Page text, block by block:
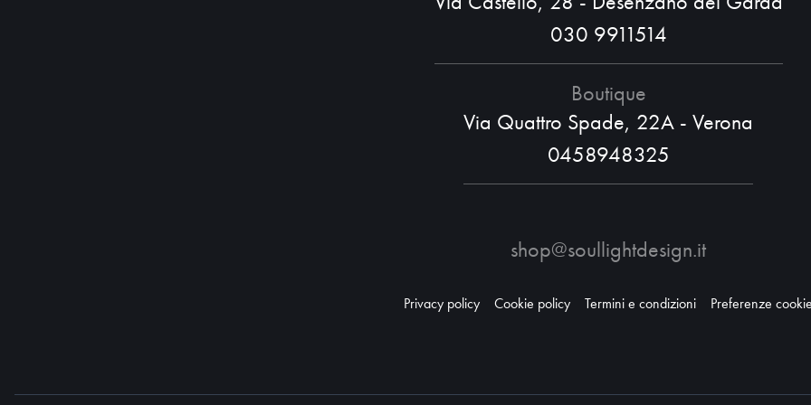
030 9911514
Boutique
Via Quattro Spade, 22A - Verona
0458948325
shop@soullightdesign.it
Privacy policy Cookie policy Termini e condizioni Preferenze